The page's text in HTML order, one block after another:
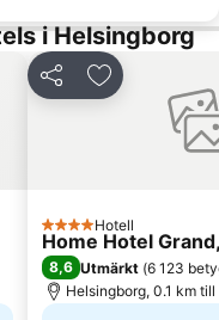
station
Universitet
Julemarked
i Helsingborg
Dela Lägg till i
4 Stjärnor
Hotell
Home Hotel
8,6 Utmärkt (6 123
Helsingborg, 0.1 km